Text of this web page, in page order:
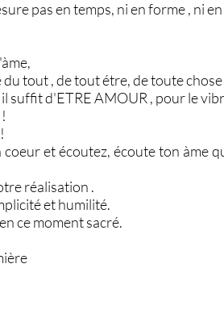
pas en temps, ni en forme , ni
tout , de tout étre, de toute
suffit d'ETRE AMOUR , pour le
et écoutez, écoute ton àme
réalisation .
et humilité.
ce moment sacré.